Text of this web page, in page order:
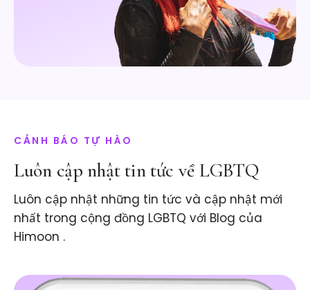
CẢNH BÁO TỰ HÀO
Luôn cập nhật tin tức về LGBTQ
Luôn cập nhật những tin tức và cập nhật mới
nhất trong cộng đồng LGBTQ với Blog của
Himoon .